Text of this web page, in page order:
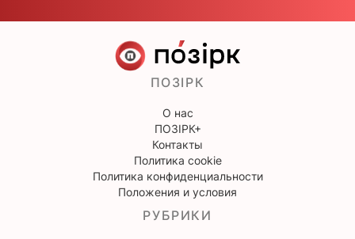
ПОЗІРК
О нас
ПОЗІРК+
Контакты
Политика cookie
Политика конфиденциальности
Положения и условия
РУБРИКИ